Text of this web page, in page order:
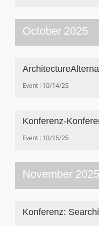
October 2025
Event 10/14/25
Konferenz-
Event 10/15/25
November 2025
Konferenz: